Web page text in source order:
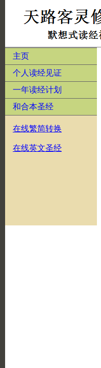
主页
个人读经见证
一年读经计划
和合本圣经
在线繁简转换
在线英文圣经